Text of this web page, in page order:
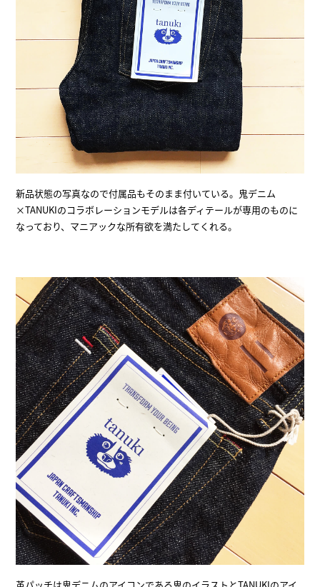
新品状態の写真なので付属品もそのまま付いている。鬼デニム
×TANUKIのコラボレーションモデルは各ディテールが専用のものに
なっており、マニアックな所有欲を満たしてくれる。